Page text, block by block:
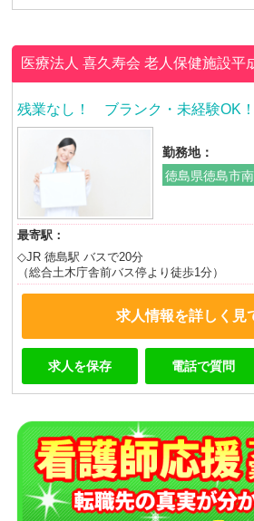
医療法人 喜久寿会老人保健施設平
残業なし！ ブランク・未経験OK
勤務地：
徳島県徳島市
最寄駅：
◇JR 徳島駅 バスで20分
（総合土木庁舎前バス停より徒歩1分）
求人情報を詳しく見
求人を保存 電話で質問